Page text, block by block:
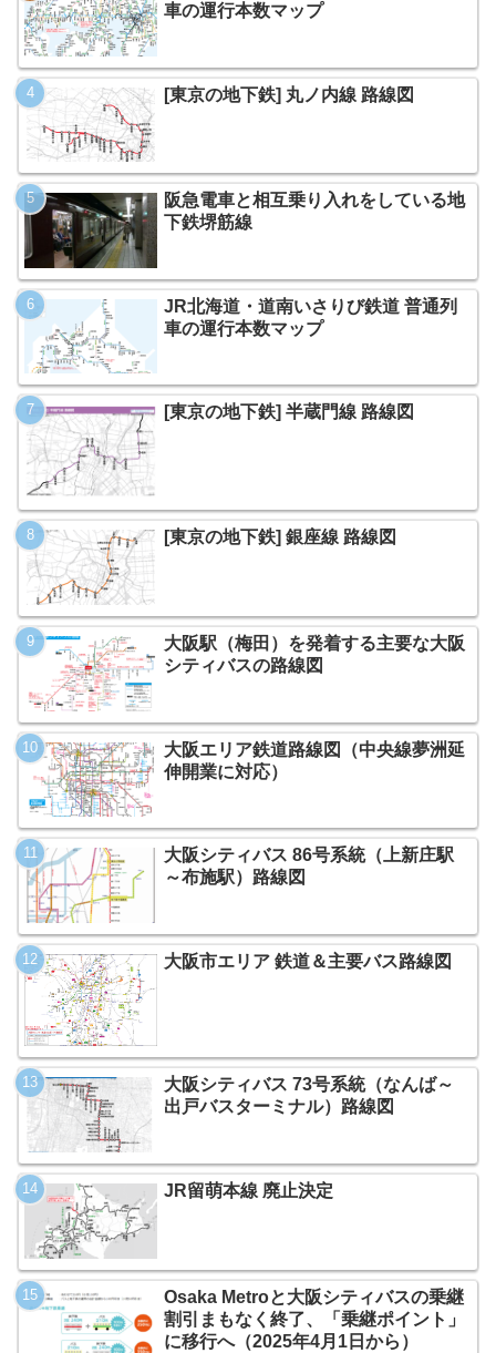
車の運行本数マップ
[東京の地下鉄] 丸ノ内線 路線図
阪急電車と相互乗り入れをしている地
下鉄堺筋線
JR北海道・道南いさりび鉄道 普通列
車の運行本数マップ
[東京の地下鉄] 半蔵門線 路線図
[東京の地下鉄] 銀座線 路線図
大阪駅（梅田）を発着する主要な大阪
シティバスの路線図
大阪エリア鉄道路線図（中央線夢洲延
伸開業に対応）
大阪シティバス 86号系統（上新庄駅
～布施駅）路線図
大阪市エリア 鉄道＆主要バス路線図
大阪シティバス 73号系統（なんば～
出戸バスターミナル）路線図
JR留萌本線 廃止決定
Osaka Metroと大阪シティバスの乗継
割引まもなく終了、「乗継ポイント」
に移行へ（2025年4月1日から）